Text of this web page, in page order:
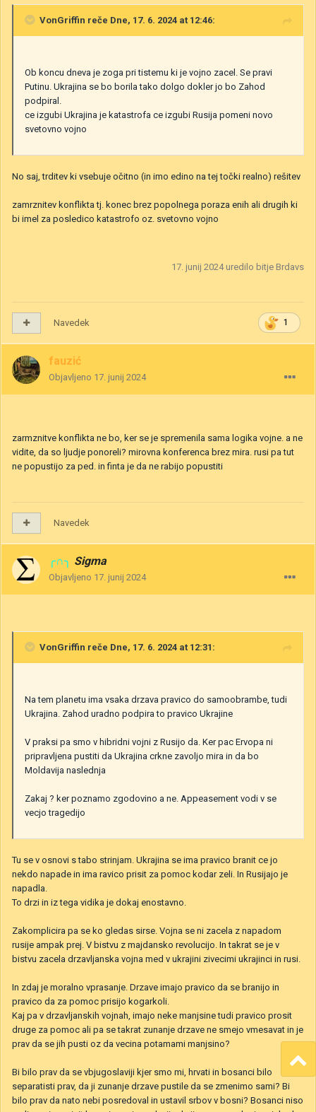
VonGriffin reče Dne, 17. 6. 2024 at 12:46:
Ob koncu dneva je zoga pri tistemu ki je vojno zacel. Se pravi
Putinu. Ukrajina se bo borila tako dolgo dokler jo bo Zahod
podpiral.
ce izgubi Ukrajina je katastrofa ce izgubi Rusija pomeni novo
svetovno vojno
No saj, trditev ki vsebuje očitno (in imo edino na tej točki realno) rešitev
zamrznitev konflikta tj. konec brez popolnega poraza enih ali drugih ki
bi imel za posledico katastrofo oz. svetovno vojno
17. junij 2024uredilo bitje Brdavs
1
Navedek
fauzić
Objavljeno 17. junij 2024
zarmznitve konflikta ne bo, ker se je spremenila sama logika vojne. a ne
vidite, da so ljudje ponoreli? mirovna konferenca brez mira. rusi pa tut
ne popustijo za ped. in finta je da ne rabijo popustiti
Navedek
╭∩╮ Sigma
Objavljeno 17. junij 2024
VonGriffin reče Dne, 17. 6. 2024 at 12:31:
Na tem planetu ima vsaka drzava pravico do samoobrambe, tudi
Ukrajina. Zahod uradno podpira to pravico Ukrajine
V praksi pa smo v hibridni vojni z Rusijo da. Ker pac Ervopa ni
pripravljena pustiti da Ukrajina crkne zavoljo mira in da bo
Moldavija naslednja
Zakaj ? ker poznamo zgodovino a ne. Appeasement vodi v se
vecjo tragedijo
Tu se v osnovi s tabo strinjam. Ukrajina se ima pravico branit ce jo
nekdo napade in ima ravico prisit za pomoc kodar zeli. In Rusijajo je
napadla.
To drzi in iz tega vidika je dokaj enostavno.
Zakomplicira pa se ko gledas sirse. Vojna se ni zacela z napadom
rusije ampak prej. V bistvu z majdansko revolucijo. In takrat se je v
bistvu zacela drzavljanska vojna med v ukrajini zivecimi ukrajinci in rusi.
In zdaj je moralno vprasanje. Drzave imajo pravico da se branijo in
pravico da za pomoc prisijo kogarkoli.
Kaj pa v drzavljanskih vojnah, imajo neke manjsine tudi pravico prosit
druge za pomoc ali pa se takrat zunanje drzave ne smejo vmesavat in je
prav da se jih pusti oz da vecina potamami manjsino?
Bi bilo prav da se vbjugoslaviji kjer smo mi, hrvati in bosanci bilo
separatisti prav, da ji zunanje drzave pustile da se zmenimo sami? Bi
bilo prav da nato nebi posredoval in ustavil srbov v bosni? Bosanci niso